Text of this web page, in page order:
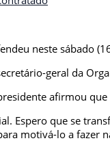
neste sábado
geral da
afirmou
Espero que se
motivá-lo a fazer